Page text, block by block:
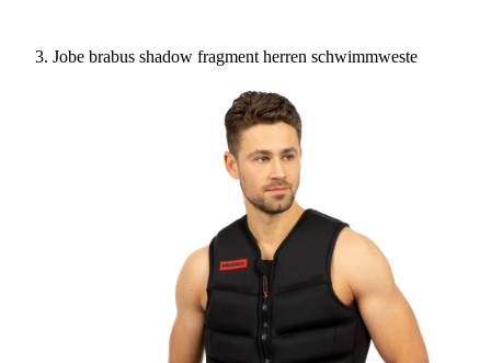
Jobe brabus shadow fragment herren schwimmweste